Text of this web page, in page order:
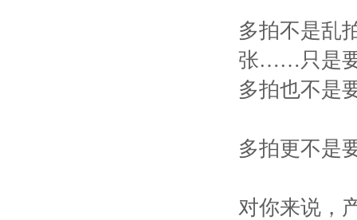
多拍不是乱
张……只是要
多拍也不是
多拍更不是
对你来说，